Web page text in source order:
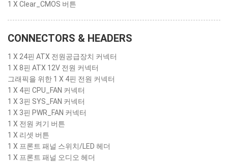
1 X Clear_CMOS 버튼
CONNECTORS & HEADERS
1 X 24핀 ATX 전원공급장치 커넥터
1 X 8핀 ATX 12V 전원 커넥터
그래픽을 위한 1 X 4핀 전원 커넥터
1 X 4핀 CPU_FAN 커넥터
1 X 3핀 SYS_FAN 커넥터
1 X 3핀 PWR_FAN 커넥터
1 X 전원 켜기 버튼
1 X 리셋 버튼
1 X 프론트 패널 스위치/LED 헤더
1 X 프론트 패널 오디오 헤더